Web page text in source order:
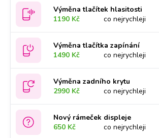
Výměna tlačítek hlasitosti
1190 Kč
co nejrychleji
Výměna tlačítka zapínání
1490 Kč
co nejrychleji
Výměna zadního krytu
2990 Kč
co nejrychleji
Nový rámeček displeje
650 Kč
co nejrychleji